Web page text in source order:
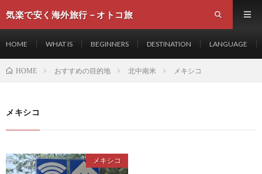
気楽で安く海外旅行－オトコ旅
HOME WHAT IS BEGINNERS DESTINATION LANGUAGE
HOME おすすめの目的地 北中南米 メキシコ
メキシコ
メキシコ